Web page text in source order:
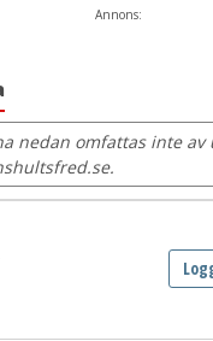
Annons:
nedan omfattas inte av